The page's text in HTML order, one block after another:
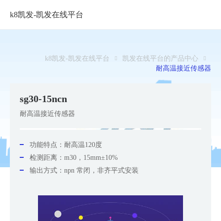
k8凯发-凯发在线平台
k8凯发-凯发在线平台
凯发在线平台的产品中心
耐高温接近传感器
sg30-15ncn
耐高温接近传感器
功能特点： 耐高温120度
检测距离：m30，15mm±10%
输出方式：npn 常闭，非齐平式安装